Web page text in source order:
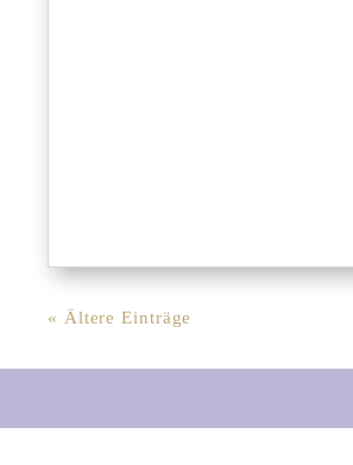
« Ältere Einträge